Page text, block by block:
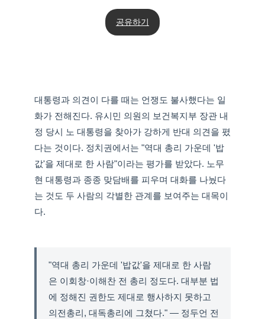
공유하기
대통령과 의견이 다를 때는 언쟁도 불사했다는 일
화가 전해진다. 유시민 의원의 보건복지부 장관 내
정 당시 노 대통령을 찾아가 강하게 반대 의견을 폈
다는 것이다. 정치권에서는 "역대 총리 가운데 '밥
값'을 제대로 한 사람"이라는 평가를 받았다. 노무
현 대통령과 종종 맞담배를 피우며 대화를 나눴다
는 것도 두 사람의 각별한 관계를 보여주는 대목이
다.
"역대 총리 가운데 '밥값'을 제대로 한 사람
은 이회창·이해찬 전 총리 정도다. 대부분 법
에 정해진 권한도 제대로 행사하지 못하고
의전총리, 대독총리에 그쳤다." — 정두언 전